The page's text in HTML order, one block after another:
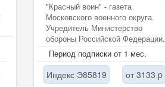
"Красный воин" - газета
Московского военного округа.
Учредитель Министерство
обороны Российской Федерации.
Период подписки от 1 мес.
Индекс Э85819 от 3133 p